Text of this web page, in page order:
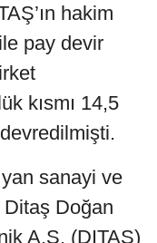
hakim
pay devir
kısmı 14,5
sanayi ve
Doğan
A.Ş. (DITAS)